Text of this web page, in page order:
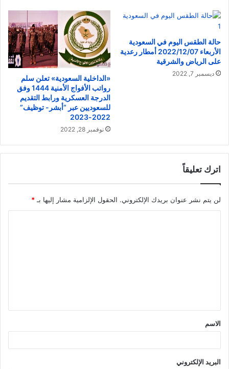
حالة الطقس اليوم في السعودية
الأربعاء 2022/12/07 أمطار رعدية
على الرياض والشرقية
ديسمبر 7, 2022
«الداخلية السعودية» تعلن سلم
رواتب الأفواج الأمنية 1444 وفق
الدرجة العسكرية ورابط التقديم
للسعوديين عبر “أبشر- توظيف”
2022-2023
نوفمبر 28, 2022
اترك تعليقاً
لن يتم نشر عنوان بريدك الإلكتروني. الحقول الإلزامية مشار إليها بـ *
ق
*
الاسم
البريد الإلكتروني